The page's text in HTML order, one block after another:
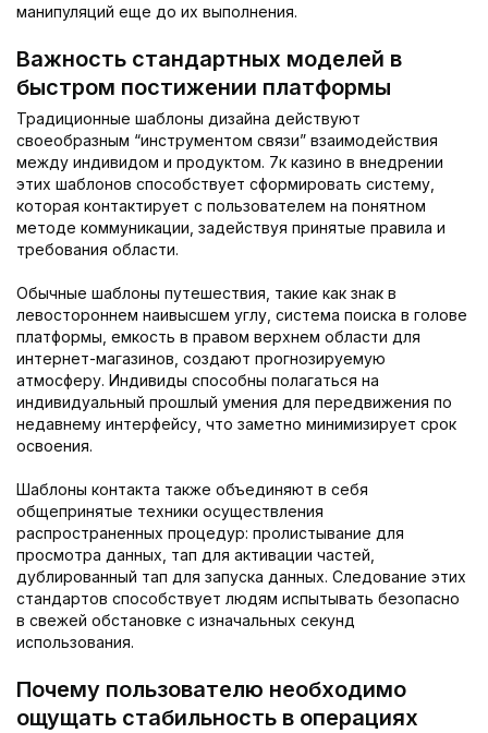
манипуляций еще до их выполнения.
Важность стандартных моделей в
быстром постижении платформы
Традиционные шаблоны дизайна действуют
своеобразным “инструментом связи” взаимодействия
между индивидом и продуктом. 7к казино в внедрении
этих шаблонов способствует сформировать систему,
которая контактирует с пользователем на понятном
методе коммуникации, задействуя принятые правила и
требования области.
Обычные шаблоны путешествия, такие как знак в
левостороннем наивысшем углу, система поиска в голове
платформы, емкость в правом верхнем области для
интернет-магазинов, создают прогнозируемую
атмосферу. Индивиды способны полагаться на
индивидуальный прошлый умения для передвижения по
недавнему интерфейсу, что заметно минимизирует срок
освоения.
Шаблоны контакта также объединяют в себя
общепринятые техники осуществления
распространенных процедур: пролистывание для
просмотра данных, тап для активации частей,
дублированный тап для запуска данных. Следование этих
стандартов способствует людям испытывать безопасно
в свежей обстановке с изначальных секунд
использования.
Почему пользователю необходимо
ощущать стабильность в операциях